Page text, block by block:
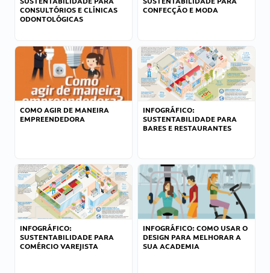
CONSULTÓRIOS E CLÍNICAS
ODONTOLÓGICAS
CONFECÇÃO E MODA
COMO AGIR DE MANEIRA
EMPREENDEDORA
INFOGRÁFICO:
SUSTENTABILIDADE PARA
BARES E RESTAURANTES
INFOGRÁFICO:
SUSTENTABILIDADE PARA
COMÉRCIO VAREJISTA
INFOGRÁFICO: COMO USAR O
DESIGN PARA MELHORAR A
SUA ACADEMIA